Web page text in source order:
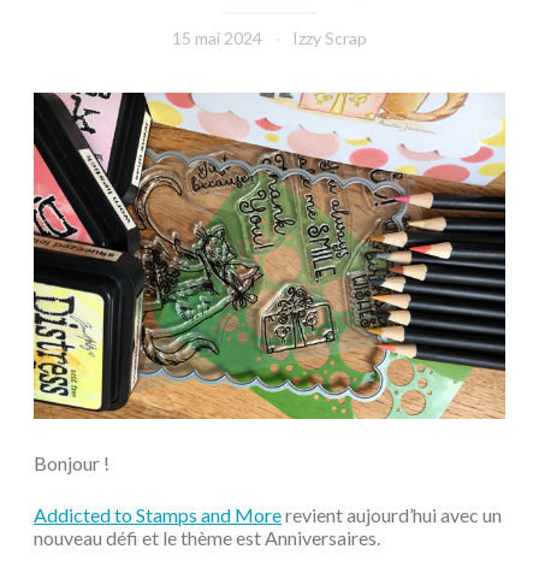
15 mai 2024 Izzy Scrap
Bonjour !
Addicted to Stamps and Morerevient aujourd’hui avec un
nouveau défi et le thème est Anniversaires.